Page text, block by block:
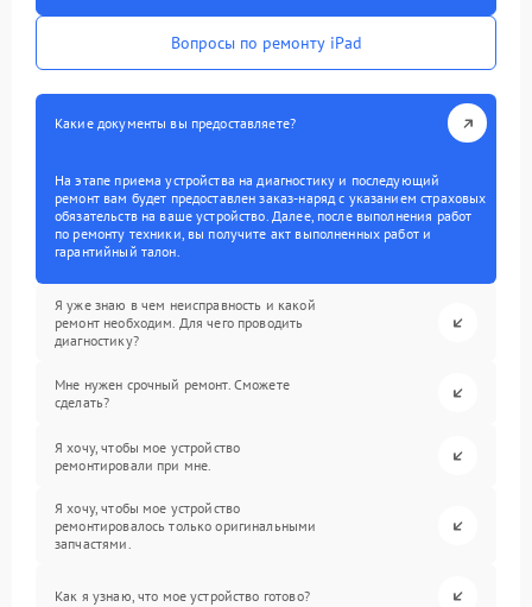
Вопросы по ремонту iPad
Какие документы вы предоставляете?
На этапе приема устройства на диагностику и последующий
ремонт вам будет предоставлен заказ-наряд с указанием страховых
обязательств на ваше устройство. Далее, после выполнения работ
по ремонту техники, вы получите акт выполненных работ и
гарантийный талон.
Я уже знаю в чем неисправность и какой
ремонт необходим. Для чего проводить
диагностику?
Мне нужен срочный ремонт. Сможете
сделать?
Я хочу, чтобы мое устройство
ремонтировали при мне.
Я хочу, чтобы мое устройство
ремонтировалось только оригинальными
запчастями.
Как я узнаю, что мое устройство готово?